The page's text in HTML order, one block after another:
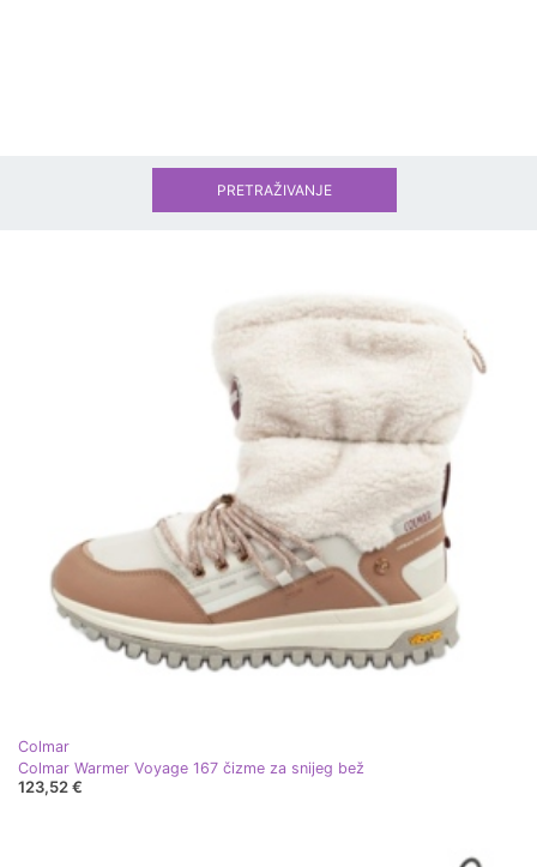
Colmar
Colmar Warmer Voyage 167 čizme za snijeg bež
123,52 €
PRETRAŽIVANJE